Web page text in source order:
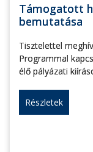
Támogatott
bemutatása
Tisztelettel
Programmal
élő pályázati
Részletek